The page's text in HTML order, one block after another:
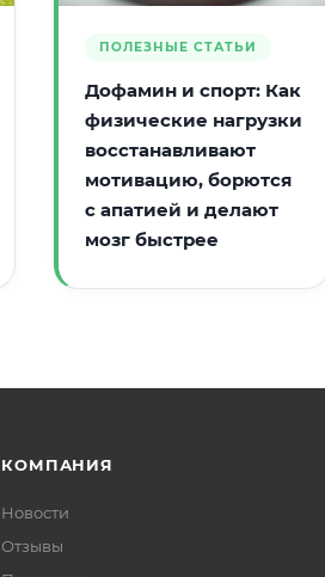
ПОЛЕЗНЫЕ СТАТЬИ
Дофамин и спорт: Как
физические нагрузки
восстанавливают
мотивацию, борются
с апатией и делают
мозг быстрее
КОМПАНИЯ
Новости
Отзывы